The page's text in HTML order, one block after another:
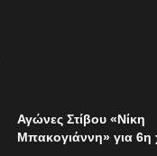
Αγώνες Στίβου «Νίκη
Μπακογιάννη» για 6η